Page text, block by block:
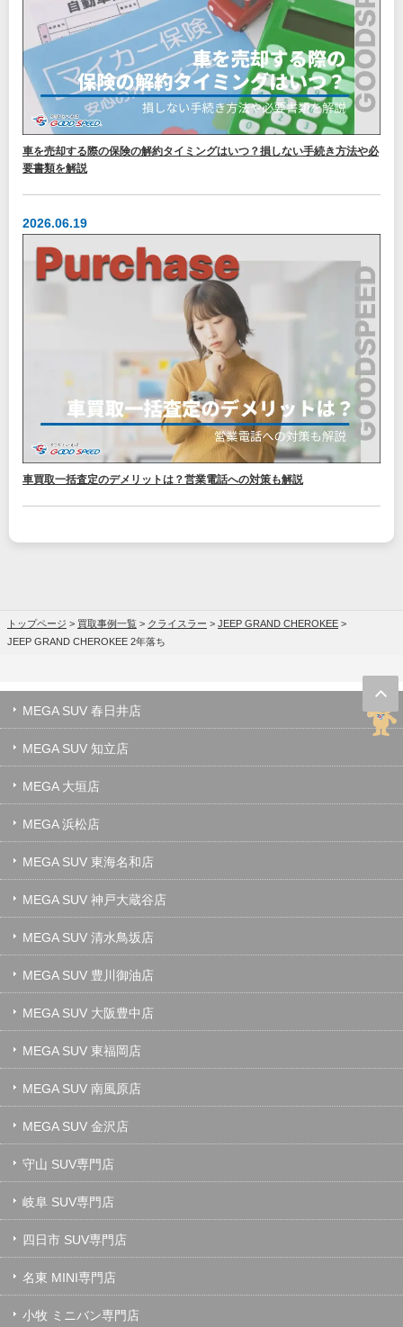
車を売却する際の保険の解約タイミングはいつ？損しない手続き方法や必
要書類を解説
2026.06.19
車買取一括査定のデメリットは？営業電話への対策も解説
トップページ > 買取事例一覧 > クライスラー > JEEP GRAND CHEROKEE >
JEEP GRAND CHEROKEE 2年落ち
MEGA SUV 春日井店
MEGA SUV 知立店
MEGA 大垣店
MEGA 浜松店
MEGA SUV 東海名和店
MEGA SUV 神戸大蔵谷店
MEGA SUV 清水鳥坂店
MEGA SUV 豊川御油店
MEGA SUV 大阪豊中店
MEGA SUV 東福岡店
MEGA SUV 南風原店
MEGA SUV 金沢店
守山 SUV専門店
岐阜 SUV専門店
四日市 SUV専門店
名東 MINI専門店
小牧 ミニバン専門店